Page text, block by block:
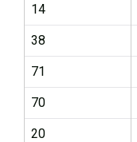
14
38
71
70
20